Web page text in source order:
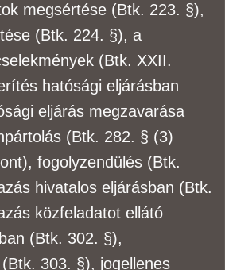
megsértése (Btk. 223. §),
(Btk. 224. §), a
(Btk. XXII.
hatósági eljárásban
eljárás megzavarása
(Btk. 282. § (3)
fogolyzendülés (Btk.
hivatalos eljárásban (Btk.
közfeladatot ellátó
(Btk. 302. §),
303. §), jogellenes